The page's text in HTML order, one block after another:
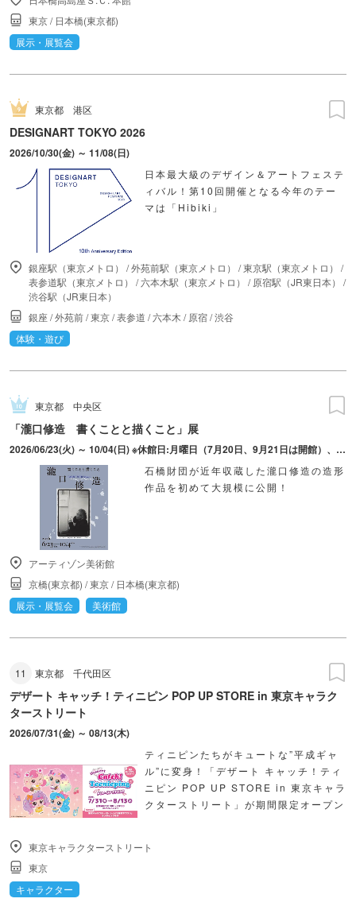
東京/ 日本橋(東京都)
展示・展覧会
東京都 港区
DESIGNART TOKYO 2026
2026/10/30(金) ～ 11/08(日)
日本最大級のデザイン＆アートフェステ
ィバル！第10回開催となる今年のテー
マは「Hibiki」
銀座駅（東京メトロ） /外苑前駅（東京メトロ） /東京駅（東京メトロ） /
表参道駅（東京メトロ） /六本木駅（東京メトロ） / 原宿駅（JR東日本） /
渋谷駅（JR東日本）
銀座/外苑前/東京/表参道 /六本木 / 原宿/渋谷
体験・遊び
東京都 中央区
「瀧口修造 書くことと描くこと」展
2026/06/23(火) ～ 10/04(日) ※休館日:月曜日（7月20日、9月21日は開館）、7月21日、9月24日
石橋財団が近年収蔵した瀧口修造の造形
作品を初めて大規模に公開！
アーティゾン美術館
京橋(東京都) /東京/ 日本橋(東京都)
展示・展覧会
美術館
11 東京都 千代田区
デザート キャッチ！ティニピン POP UP STORE in 東京キャラク
ターストリート
2026/07/31(金) ～ 08/13(木)
ティニピンたちがキュートな”平成ギャ
ル”に変身！「デザート キャッチ！ティ
ニピン POP UP STORE in 東京キャラ
クターストリート」が期間限定オープン
東京キャラクターストリート
東京
キャラクター